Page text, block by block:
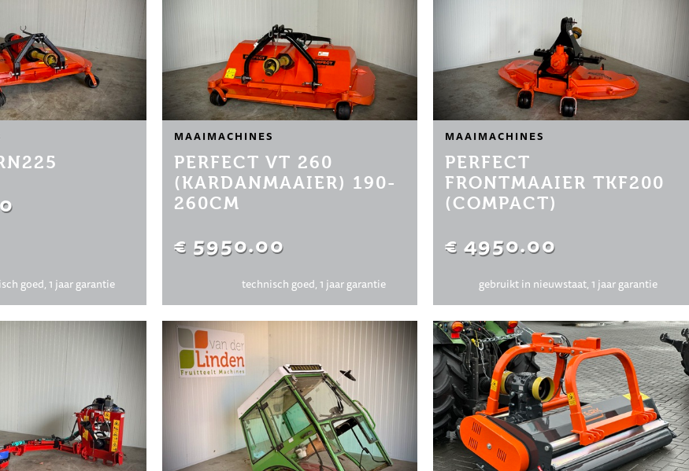
goed, 1 jaar garantie
MAAIMACHINES
PERFECT VT 260
(KARDANMAAIER) 190-
260CM
€ 5950.00
technisch goed, 1 jaar garantie
MAAIMACHINES
PERFECT
FRONTMAAIER TKF200
(COMPACT)
€ 4950.00
gebruikt in nieuwstaat, 1 jaar garantie